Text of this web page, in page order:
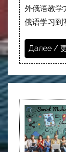
外俄语教学
俄语学习到
Далее /